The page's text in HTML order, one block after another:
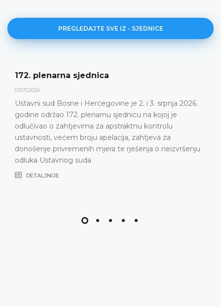
PREGLEDAJTE SVE IZ - SJEDNICE
172. plenarna sjednica
03.07.2026.
Ustavni sud Bosne i Hercegovine je 2. i 3. srpnja 2026.
godine održao 172. plenarnu sjednicu na kojoj je
odlučivao o zahtjevima za apstraktnu kontrolu
ustavnosti, većem broju apelacija, zahtjeva za
donošenje privremenih mjera te rješenja o neizvršenju
odluka Ustavnog suda
DETALJNIJE